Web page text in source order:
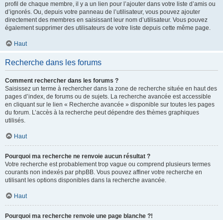
profil de chaque membre, il y a un lien pour l’ajouter dans votre liste d’amis ou
d’ignorés. Ou, depuis votre panneau de l’utilisateur, vous pouvez ajouter
directement des membres en saisissant leur nom d’utilisateur. Vous pouvez
également supprimer des utilisateurs de votre liste depuis cette même page.
Haut
Recherche dans les forums
Comment rechercher dans les forums ?
Saisissez un terme à rechercher dans la zone de recherche située en haut des
pages d’index, de forums ou de sujets. La recherche avancée est accessible
en cliquant sur le lien « Recherche avancée » disponible sur toutes les pages
du forum. L’accès à la recherche peut dépendre des thèmes graphiques
utilisés.
Haut
Pourquoi ma recherche ne renvoie aucun résultat ?
Votre recherche est probablement trop vague ou comprend plusieurs termes
courants non indexés par phpBB. Vous pouvez affiner votre recherche en
utilisant les options disponibles dans la recherche avancée.
Haut
Pourquoi ma recherche renvoie une page blanche ?!